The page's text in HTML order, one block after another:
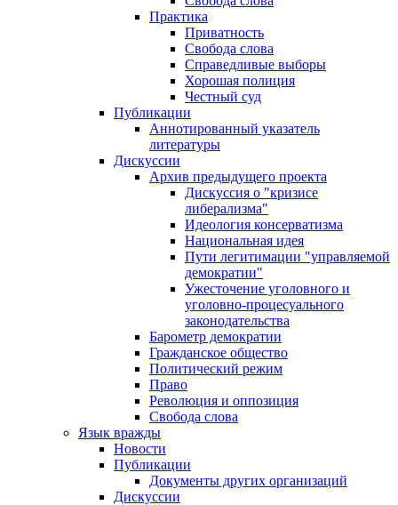
Практика
Приватность
Свобода слова
Справедливые выборы
Хорошая полиция
Честный суд
Публикации
Аннотированный указатель
литературы
Дискуссии
Архив предыдущего проекта
Дискуссия о "кризисе
либерализма"
Идеология консерватизма
Национальная идея
Пути легитимации "управляемой
демократии"
Ужесточение уголовного и
уголовно-процесуального
законодательства
Барометр демократии
Гражданское общество
Политический режим
Право
Революция и оппозиция
Свобода слова
Язык вражды
Новости
Публикации
Документы других организаций
Дискуссии